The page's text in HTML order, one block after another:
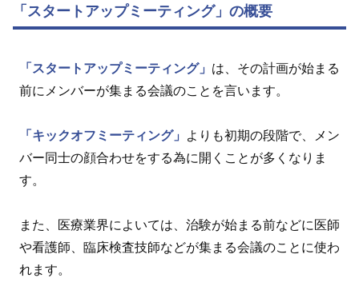
「スタートアップミーティング」の概要
「スタートアップミーティング」 は、その計画が始まる
前にメンバーが集まる会議のことを言います。
「キックオフミーティング」
よりも初期の段階で、メン
バー同士の顔合わせをする為に開くことが多くなりま
す。
また、医療業界によいては、治験が始まる前などに医師
や看護師、臨床検査技師などが集まる会議のことに使わ
れます。